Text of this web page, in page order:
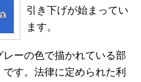
引き下げが始まってい
ます。
ーの色で描かれている部
です。法律に定められた利